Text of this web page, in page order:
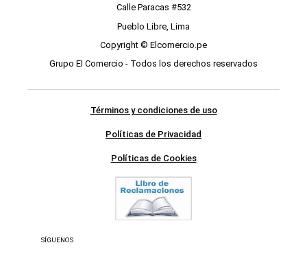
Calle Paracas #532
Pueblo Libre, Lima
Copyright © Elcomercio.pe
Grupo El Comercio - Todos los derechos reservados
Términos y condiciones de uso
Políticas de Privacidad
Políticas de Cookies
SÍGUENOS